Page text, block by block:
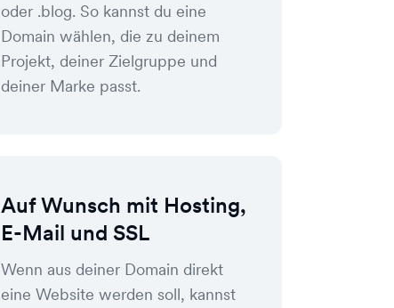
oder .blog. So kannst du eine
Domain wählen, die zu deinem
Projekt, deiner Zielgruppe und
deiner Marke passt.
Auf Wunsch mit Hosting,
E-Mail und SSL
Wenn aus deiner Domain direkt
eine Website werden soll, kannst